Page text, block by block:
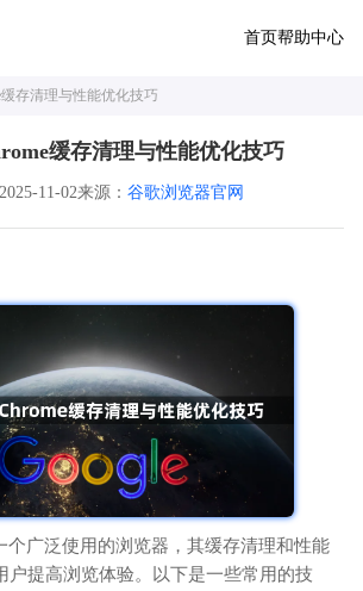
首页帮助中心
缓存清理与性能优化技巧
缓存清理与性能优化技巧
11-02来源： 谷歌浏览器官网
个广泛使用的浏览器，其缓存清理和性能
户提高浏览体验。以下是一些常用的技